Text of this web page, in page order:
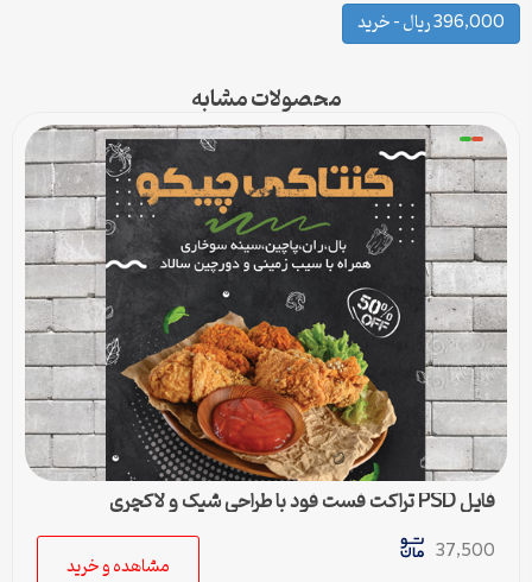
396,000 ریال – خرید
محصولات مشابه
فایل PSD تراکت فست فود با طراحی شیک و لاکچری
37,500
مشاهده و خرید